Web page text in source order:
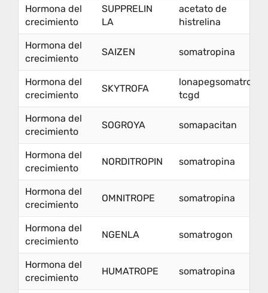
Hormona del
crecimiento
SUPPRELIN
LA
acetato de
histrelina
Hormona del
crecimiento
SAIZEN somatropina
Hormona del
crecimiento
SKYTROFA
tcgd
Hormona del
crecimiento
SOGROYA somapacitan
Hormona del
crecimiento
NORDITROPIN somatropina
Hormona del
crecimiento
OMNITROPE somatropina
Hormona del
crecimiento
NGENLA somatrogon
Hormona del
crecimiento
HUMATROPE somatropina